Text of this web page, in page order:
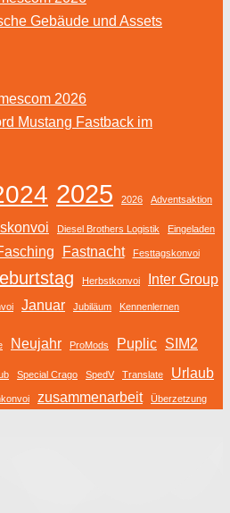
Gebäude und Assets
2026
Mustang Fastback im
2025 2026 Adventsaktion
Diesel Brothers Logistik Eingeladen
Fastnacht Festtagskonvoi
Herbstkonvoi Inter Group
Januar Jubiläum Kennenlernen
Neujahr ProMods Puplic SIM2
Special Crago SpedV Translate Urlaub
zusammenarbeit Überzetzung